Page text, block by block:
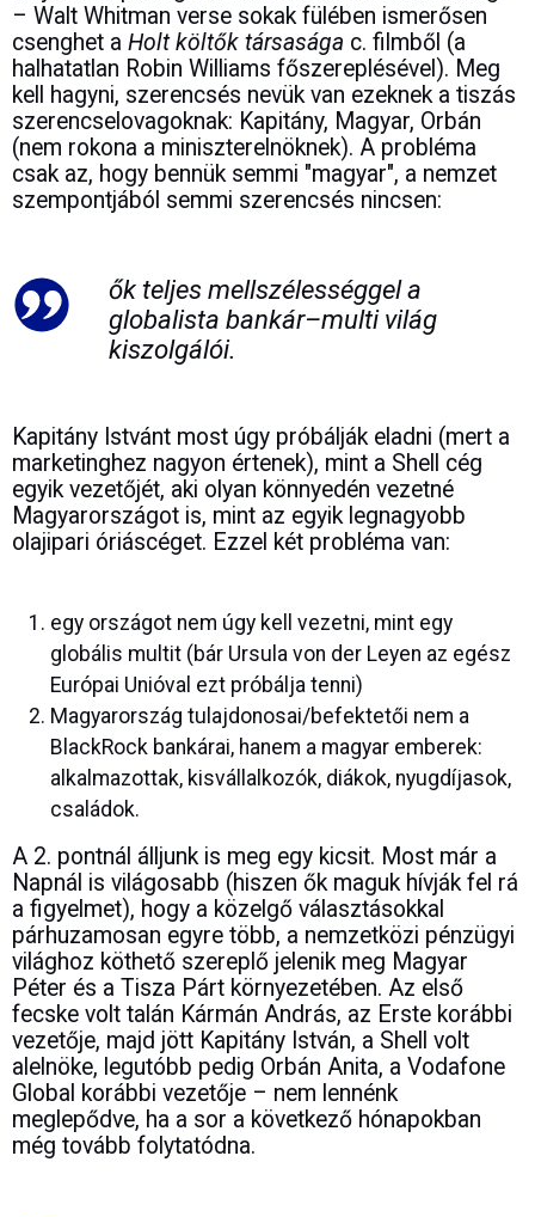
– Walt Whitman verse sokak fülében ismerősen
csenghet a Holt költők társasága c. filmből (a
halhatatlan Robin Williams főszereplésével). Meg
kell hagyni, szerencsés nevük van ezeknek a tiszás
szerencselovagoknak: Kapitány, Magyar, Orbán
(nem rokona a miniszterelnöknek). A probléma
csak az, hogy bennük semmi "magyar", a nemzet
szempontjából semmi szerencsés nincsen:
ők teljes mellszélességgel a
globalista bankár–multi világ
kiszolgálói.
Kapitány Istvánt most úgy próbálják eladni (mert a
marketinghez nagyon értenek), mint a Shell cég
egyik vezetőjét, aki olyan könnyedén vezetné
Magyarországot is, mint az egyik legnagyobb
olajipari óriáscéget. Ezzel két probléma van:
egy országot nem úgy kell vezetni, mint egy
globális multit (bár Ursula von der Leyen az egész
Európai Unióval ezt próbálja tenni)
Magyarország tulajdonosai/befektetői nem a
BlackRock bankárai, hanem a magyar emberek:
alkalmazottak, kisvállalkozók, diákok, nyugdíjasok,
családok.
A 2. pontnál álljunk is meg egy kicsit. Most már a
Napnál is világosabb (hiszen ők maguk hívják fel rá
a figyelmet), hogy a közelgő választásokkal
párhuzamosan egyre több, a nemzetközi pénzügyi
világhoz köthető szereplő jelenik meg Magyar
Péter és a Tisza Párt környezetében. Az első
fecske volt talán Kármán András, az Erste korábbi
vezetője, majd jött Kapitány István, a Shell volt
alelnöke, legutóbb pedig Orbán Anita, a Vodafone
Global korábbi vezetője – nem lennénk
meglepődve, ha a sor a következő hónapokban
még tovább folytatódna.